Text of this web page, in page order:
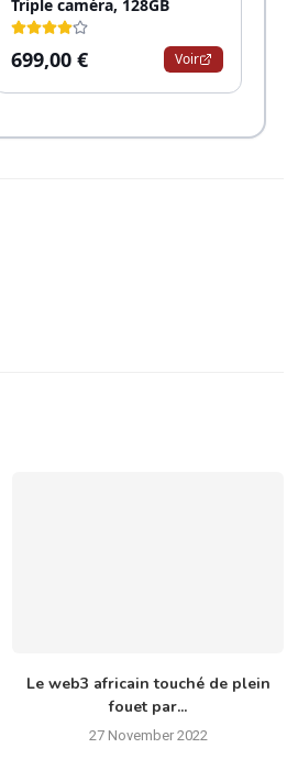
Le web3 africain touché de plein
fouet par...
27 November 2022